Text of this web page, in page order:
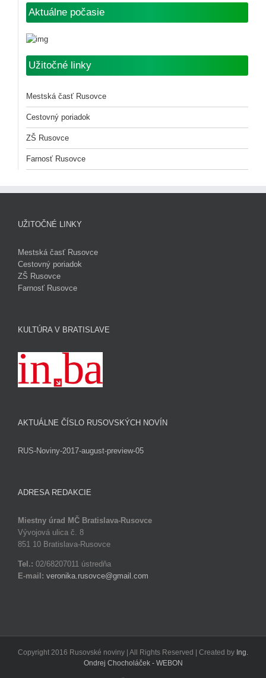
Aktuálne počasie
Užitočné linky
Mestská časť Rusovce
Cestovný poriadok
ZŠ Rusovce
Farnosť Rusovce
UŽITOČNÉ LINKY
Mestská časť Rusovce
Cestovný poriadok
ZŠ Rusovce
Farnosť Rusovce
KULTÚRA V BRATISLAVE
AKTUÁLNE ČÍSLO RUSOVSKÝCH NOVÍN
RUS-Noviny-2017-august-preview-05
ADRESA REDAKCIE
Miestny úrad MČ Bratislava-Rusovce
Vývojová ulica č. 8
851 10 Bratislava-Rusovce
Tel.: 02/68207011 ústredňa
E-mail: veronika.rusovce@gmail.com
Copyright 2016 Rusovské noviny | All Rights Reserved | Created by Ing.
Ondrej Chocholáček - WEBON